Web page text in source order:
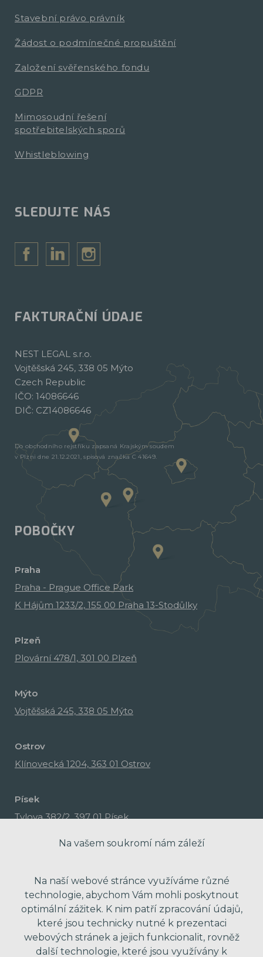
Stavební právo právník
Žádost o podmínečné propuštění
Založení svěřenského fondu
GDPR
Mimosoudní řešení
spotřebitelských sporů
Whistleblowing
SLEDUJTE NÁS
FAKTURAČNÍ ÚDAJE
NEST LEGAL s.r.o.
Vojtěšská 245, 338 05 Mýto
Czech Republic
IČO: 14086646
DIČ: CZ14086646
Do obchodního rejstříku zapsaná Krajským soudem
v Plzni dne 21.12.2021, spisová značka C 41649.
POBOČKY
Praha
Praha - Prague Office Park
K Hájům 1233/2, 155 00 Praha 13-Stodůlky
Plzeň
Plovární 478/1, 301 00 Plzeň
Mýto
Vojtěšská 245, 338 05 Mýto
Ostrov
Klínovecká 1204, 363 01 Ostrov
Písek
Tylova 382/2, 397 01 Písek
Na vašem soukromí nám záleží
Na naší webové stránce využíváme různé
technologie, abychom Vám mohli poskytnout
optimální zážitek. K nim patří zpracování údajů,
které jsou technicky nutné k prezentaci
webových stránek a jejich funkcionalit, rovněž
další technologie, které jsou využívány k